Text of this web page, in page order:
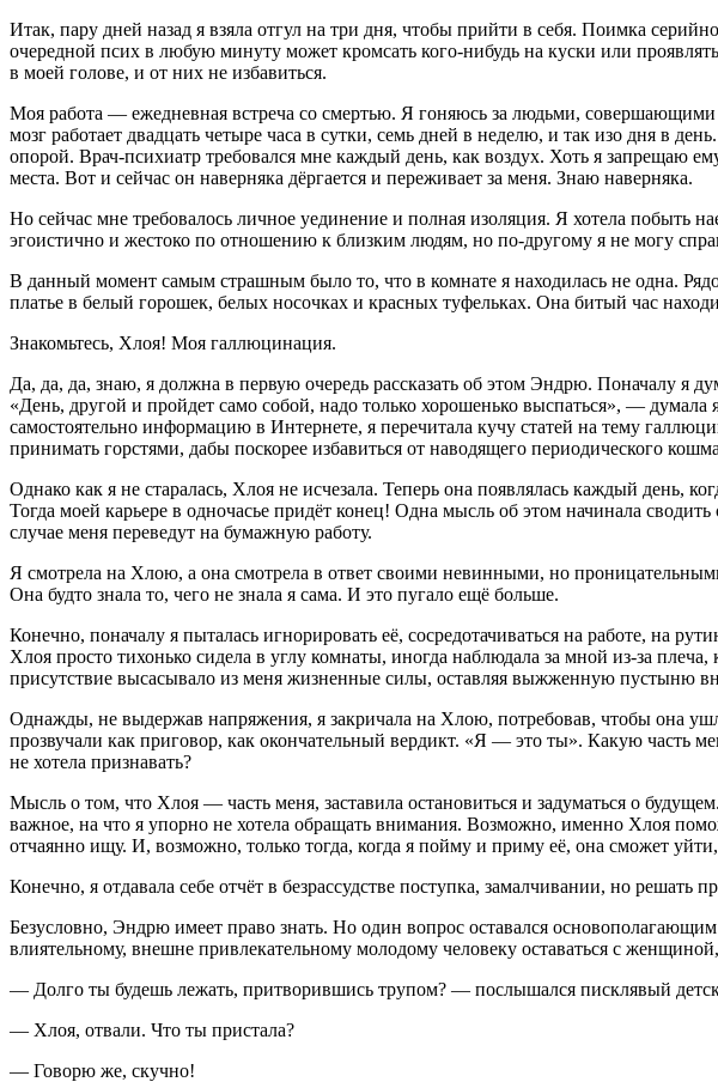
Итак, пару дней назад я взяла отгул на три дня, чтобы прийти в себя. Поимка
очередной псих в любую минуту может кромсать кого-нибудь на куски или
в моей голове, и от них не избавиться.
Моя работа — ежедневная встреча со смертью. Я гоняюсь за людьми,
мозг работает двадцать четыре часа в сутки, семь дней в неделю, и так изо дня в
опорой. Врач-психиатр требовался мне каждый день, как воздух. Хоть я запрещаю
места. Вот и сейчас он наверняка дёргается и переживает за меня. Знаю наверняка.
Но сейчас мне требовалось личное уединение и полная изоляция. Я хотела побыть
эгоистично и жестоко по отношению к близким людям, но по-другому я не могу
В данный момент самым страшным было то, что в комнате я находилась не одна.
платье в белый горошек, белых носочках и красных туфельках. Она битый час
Знакомьтесь, Хлоя! Моя галлюцинация.
Да, да, да, знаю, я должна в первую очередь рассказать об этом Эндрю. Поначалу я
«День, другой и пройдет само собой, надо только хорошенько выспаться», —
самостоятельно информацию в Интернете, я перечитала кучу статей на тему галлюц
принимать горстями, дабы поскорее избавиться от наводящего периодического
Однако как я не старалась, Хлоя не исчезала. Теперь она появлялась каждый день,
Тогда моей карьере в одночасье придёт конец! Одна мысль об этом начинала
случае меня переведут на бумажную работу.
Я смотрела на Хлою, а она смотрела в ответ своими невинными, но
Она будто знала то, чего не знала я сама. И это пугало ещё больше.
Конечно, поначалу я пыталась игнорировать её, сосредотачиваться на работе, на
Хлоя просто тихонько сидела в углу комнаты, иногда наблюдала за мной из-за
присутствие высасывало из меня жизненные силы, оставляя выжженную пустыню
Однажды, не выдержав напряжения, я закричала на Хлою, потребовав, чтобы она
прозвучали как приговор, как окончательный вердикт. «Я — это ты». Какую часть
не хотела признавать?
Мысль о том, что Хлоя — часть меня, заставила остановиться и задуматься о
важное, на что я упорно не хотела обращать внимания. Возможно, именно Хлоя
отчаянно ищу. И, возможно, только тогда, когда я пойму и приму её, она сможет
Конечно, я отдавала себе отчёт в безрассудстве поступка, замалчивании, но решать
Безусловно, Эндрю имеет право знать. Но один вопрос оставался
влиятельному, внешне привлекательному молодому человеку оставаться с
— Долго ты будешь лежать, притворившись трупом? — послышался писклявый
— Хлоя, отвали. Что ты пристала?
— Говорю же, скучно!